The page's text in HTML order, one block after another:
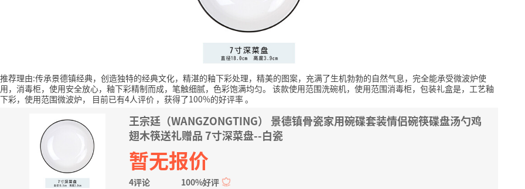
推荐理由:传承景德镇经典，创造独特的经典文化，精湛的釉下彩处理，精美的图案，充满了生机勃勃的自然气息，完全能承受微波炉使
用，消毒柜，使用安全放心，釉下彩精制而成，笔触细腻，色彩饱满均匀。 该款使用范围洗碗机，使用范围消毒柜，包装礼盒是，工艺釉
下彩，使用范围微波炉，
目前已有4人评价 ，获得了100%的好评率。
王宗廷（WANGZONGTING） 景德镇骨瓷家用碗碟套装情侣碗筷碟盘汤勺鸡
翅木筷送礼赠品 7寸深菜盘--白瓷
暂无报价
4评论 100%好评